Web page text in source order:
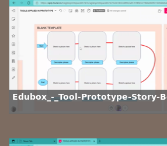
Edubox_-_Tool-Prototype-Story-